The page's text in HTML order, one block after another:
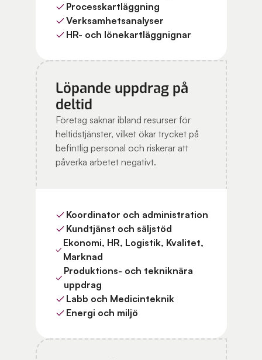
Processkartläggning
Verksamhetsanalyser
HR- och lönekartläggnignar
Löpande uppdrag på
deltid
Företag saknar ibland resurser för
heltidstjänster, vilket ökar trycket på
befintlig personal och riskerar att
påverka arbetet negativt.
Koordinator och administration
Kundtjänst och säljstöd
Ekonomi, HR, Logistik, Kvalitet,
Marknad
Produktions- och tekniknära
uppdrag
Labb och Medicinteknik
Energi och miljö